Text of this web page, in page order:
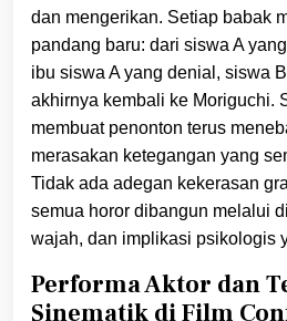
dan mengerikan. Setiap babak
pandang baru: dari siswa A
ibu siswa A yang denial, siswa
akhirnya kembali ke Moriguchi.
membuat penonton terus
merasakan ketegangan yang
Tidak ada adegan kekerasan
semua horor dibangun melalui
wajah, dan implikasi psikologis
Performa Aktor dan
Sinematik di Film